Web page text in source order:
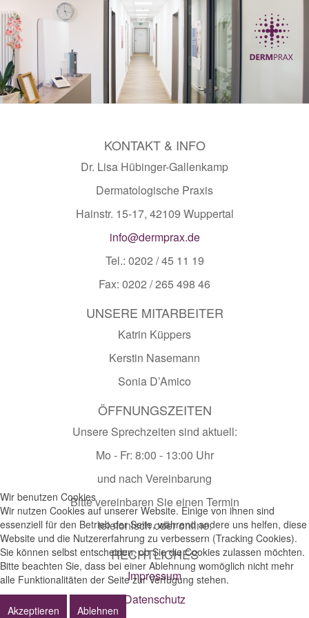
KONTAKT & INFO
Dr. Lisa Hübinger-Gallenkamp
Dermatologische Praxis
Hainstr. 15-17, 42109 Wuppertal
info@dermprax.de
Tel.: 0202 / 45 11 19
Fax: 0202 / 265 498 46
UNSERE MITARBEITER
Katrin Küppers
Kerstin Nasemann
Sonia D’Amico
ÖFFNUNGSZEITEN
Unsere Sprechzeiten sind aktuell:
Mo - Fr: 8:00 - 13:00 Uhr
und nach Vereinbarung
Bitte vereinbaren Sie einen Termin
telefonisch oder online.
RECHTLICHES
Impressum
Datenschutz
Wir benutzen Cookies
Wir nutzen Cookies auf unserer Website. Einige von ihnen sind
essenziell für den Betrieb der Seite, während andere uns helfen, diese
Website und die Nutzererfahrung zu verbessern (Tracking Cookies).
Sie können selbst entscheiden, ob Sie die Cookies zulassen möchten.
Bitte beachten Sie, dass bei einer Ablehnung womöglich nicht mehr
alle Funktionalitäten der Seite zur Verfügung stehen.
Akzeptieren Ablehnen